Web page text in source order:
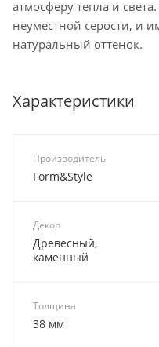
атмосферу тепла и
неуместной серости, и
натуральный оттенок.
Характеристики
Производитель
Form&Style
Декор
Древесный,
каменный
Толщина
38 мм